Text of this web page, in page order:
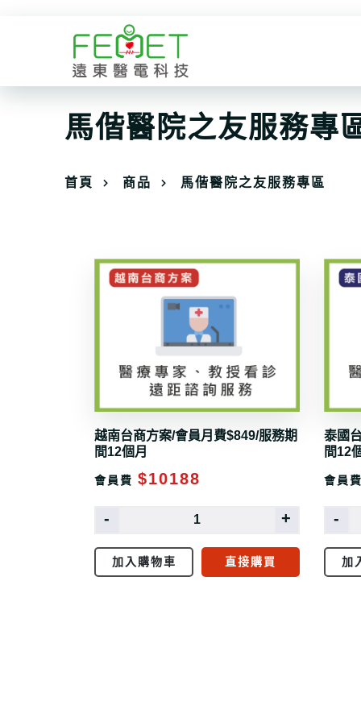
馬偕醫院之友服務專
首頁 商品 馬偕醫院之友服務專區
越南台商方案/會員月費$849/服務期
間12個月
會員費 $10188
- +
加入購物車 直接購買
泰國
間12
會員
-
加